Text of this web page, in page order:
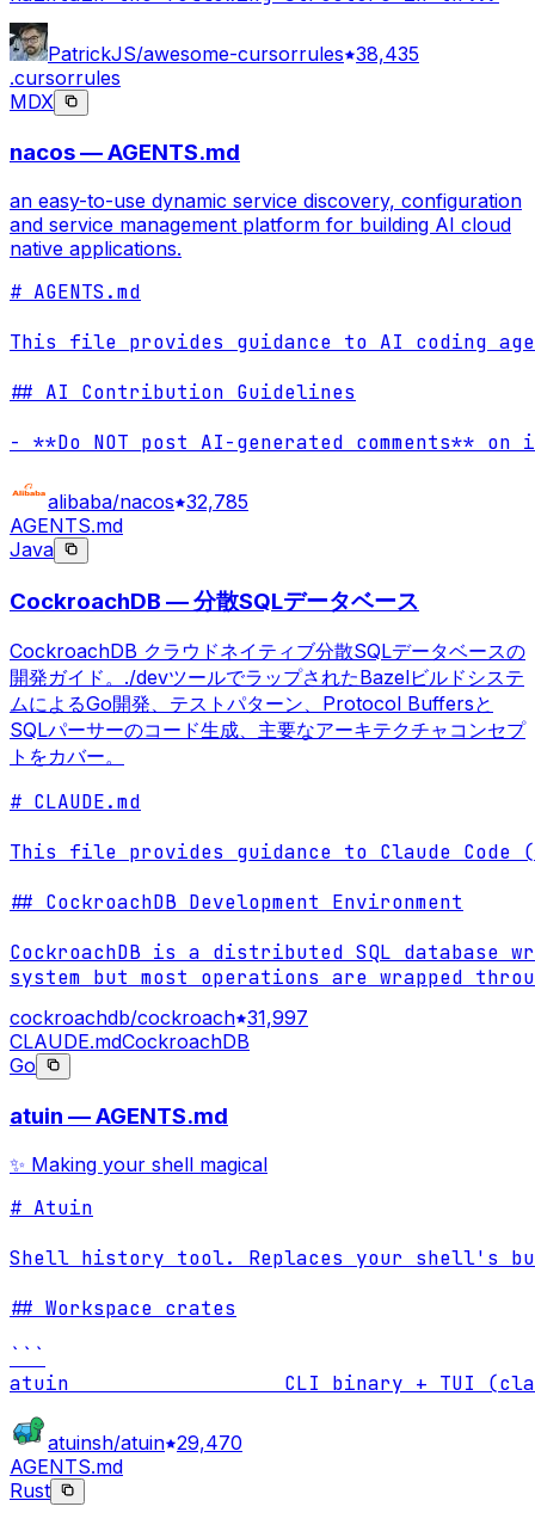
PatrickJS/awesome-cursorrules 38,435
.cursorrules
MDX
nacos — AGENTS.md
an easy-to-use dynamic service discovery, configuration
and service management platform for building AI cloud
native applications.
# AGENTS.md
This file provides guidance to AI coding
## AI Contribution Guidelines
- **Do NOT post AI-generated comments** on
alibaba/nacos 32,785
AGENTS.md
Java
CockroachDB — 分散SQLデータベース
CockroachDB クラウドネイティブ分散SQLデータベースの
開発ガイド。./devツールでラップされたBazelビルドシステ
ムによるGo開発、テストパターン、Protocol Buffersと
SQLパーサーのコード生成、主要なアーキテクチャコンセプ
トをカバー。
# CLAUDE.md
This file provides guidance to Claude
## CockroachDB Development Environment
CockroachDB is a distributed SQL database
system but most operations are wrapped
cockroachdb/cockroach 31,997
CLAUDE.mdCockroachDB
Go
atuin — AGENTS.md
✨ Making your shell magical
# Atuin
Shell history tool. Replaces your shell's
## Workspace crates
```
atuin                  CLI binary + TUI
atuinsh/atuin 29,470
AGENTS.md
Rust